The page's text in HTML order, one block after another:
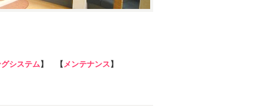
システム】 【メンテナンス 】